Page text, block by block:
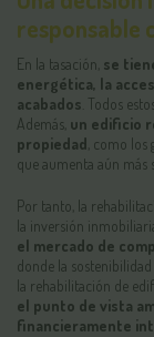
responsable
En la tasación, se
energética, la
acabados . Todos
Además, un edificio
propiedad , como
que aumenta aún más
Por tanto, la
la inversión
el mercado de
donde la
la rehabilitación de
el punto de vista
financieramente